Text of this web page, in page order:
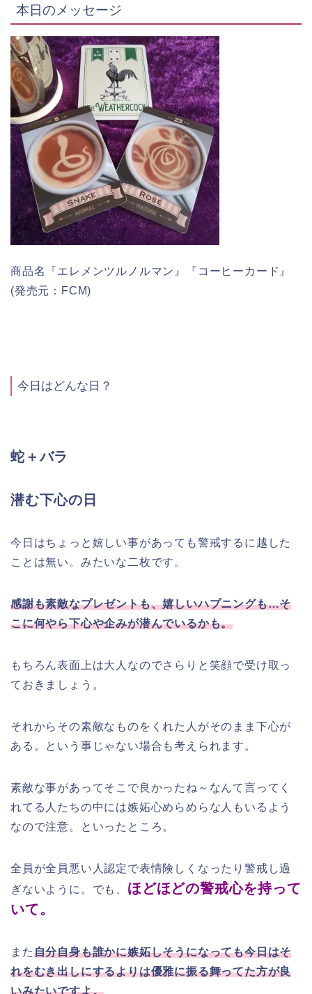
本日のメッセージ
商品名『エレメンツルノルマン』『コーヒーカード』
(発売元：FCM)
今日はどんな日？
蛇＋バラ
潜む下心の日
今日はちょっと嬉しい事があっても警戒するに越した
ことは無い。みたいな二枚です。
感謝も素敵なプレゼントも、嬉しいハプニングも…そ
こに何やら下心や企みが潜んでいるかも。
もちろん表面上は大人なのでさらりと笑顔で受け取っ
ておきましょう。
それからその素敵なものをくれた人がそのまま下心が
ある。という事じゃない場合も考えられます。
素敵な事があってそこで良かったね～なんて言ってく
れてる人たちの中には嫉妬心めらめらな人もいるよう
なので注意。といったところ。
全員が全員悪い人認定で表情険しくなったり警戒し過
ぎないように。でも、 ほどほどの警戒心を持って
いて。
また自分自身も誰かに嫉妬しそうになっても今日はそ
れをむき出しにするよりは優雅に振る舞ってた方が良
いみたいですよ。